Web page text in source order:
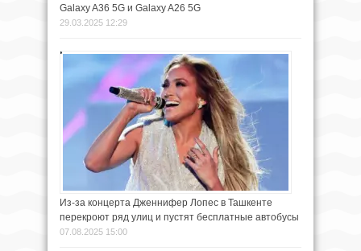
Galaxy A36 5G и Galaxy A26 5G
29.03.2025 12:29
Из-за концерта Дженнифер Лопес в Ташкенте
перекроют ряд улиц и пустят бесплатные автобусы
07.08.2025 15:00